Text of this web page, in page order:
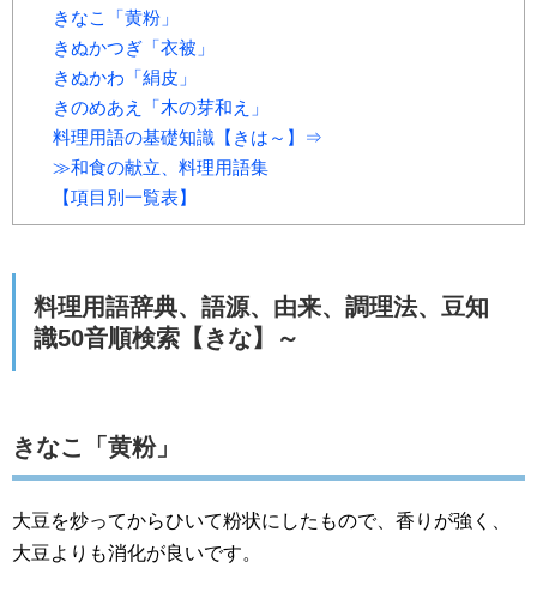
きなこ「黄粉」
きぬかつぎ「衣被」
きぬかわ「絹皮」
きのめあえ「木の芽和え」
料理用語の基礎知識【きは～】⇒
≫和食の献立、料理用語集
【項目別一覧表】
料理用語辞典、語源、由来、調理法、豆知
識50音順検索【きな】～
きなこ「黄粉」
大豆を炒ってからひいて粉状にしたもので、香りが強く、
大豆よりも消化が良いです。